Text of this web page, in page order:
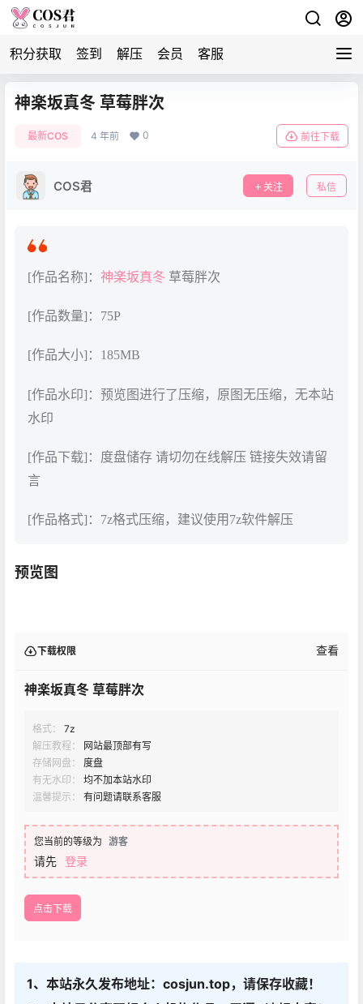
积分获取 签到 解压 会员 客服
神楽坂真冬 草莓胖次
最新COS 4 年前 0 前往下载
COS君 关注 私信
[作品名称]： 神楽坂真冬 草莓胖次
[作品数量]：75P
[作品大小]：185MB
[作品水印]：预览图进行了压缩，原图无压缩，无本站
水印
[作品下载]：度盘储存 请切勿在线解压 链接失效请留
言
[作品格式]：7z格式压缩，建议使用7z软件解压
预览图
下载权限 查看
神楽坂真冬 草莓胖次
格式：
7z
解压教程：
网站最顶部有写
存储网盘：
度盘
有无水印：
均不加本站水印
温馨提示：
有问题请联系客服
您当前的等级为 游客
请先 登录
点击下载
1、本站永久发布地址：cosjun.top，请保存收藏！